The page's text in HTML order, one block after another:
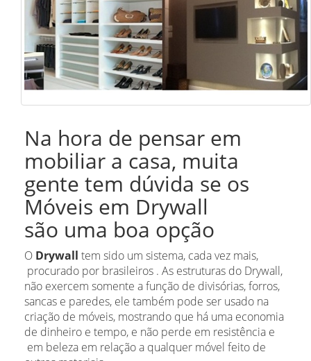
Na hora de pensar em
mobiliar a casa, muita
gente tem dúvida se os
Móveis em Drywall
são uma boa opção
O Drywall tem sido um sistema, cada vez mais,
procurado por brasileiros . As estruturas do Drywall,
não exercem somente a função de divisórias, forros,
sancas e paredes, ele também pode ser usado na
criação de móveis, mostrando que há uma economia
de dinheiro e tempo, e não perde em resistência e
em beleza em relação a qualquer móvel feito de